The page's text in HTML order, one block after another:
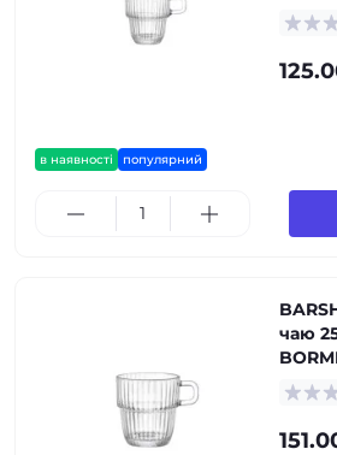
в наявності популярний
чаю